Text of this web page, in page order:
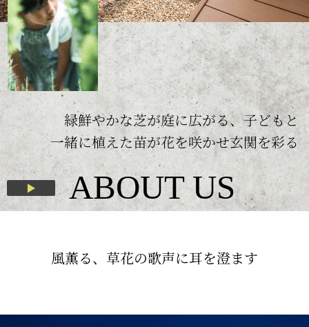
緑鮮やかな芝が庭に広がる、子どもと
一緒に植えた苗が花を咲かせ玄関を彩る
ABOUT US
風薫る、草花の歌声に耳を澄ます